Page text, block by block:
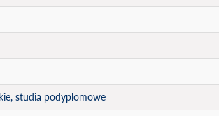
studia podyplomowe